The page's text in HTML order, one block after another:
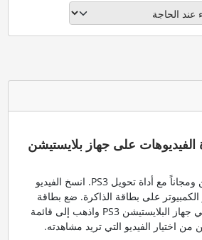
على جهاز بلايستيشن
قم بتحويل الفيديو أونلاين ومجاناً مع أداة تحويل PS3. انسخ الفيديو
على بطاقة الذاكرة. ضع بطاقة
الذاكرة في منفذ USB في جهاز البلايستيشن PS3 واذهب إلى قائمة
اختيار الفيديو التي تريد مشاهدته.